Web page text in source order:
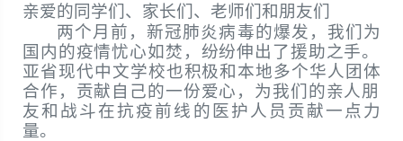
亲爱的同学们、家长们、老师们和朋友们
两个月前，新冠肺炎病毒的爆发，我们为
国内的疫情忧心如焚， 纷纷伸出了援助之手。
亚省现代中文学校也积极和本地多个华人团体
合作， 贡献自己的一份爱心， 为我们的亲人朋
友和战斗在抗疫前线的医护人员贡献一点力
量。